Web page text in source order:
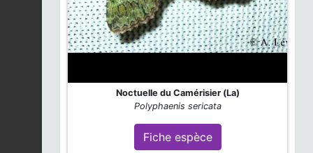
Noctuelle du Camérisier (La)
Polyphaenis sericata
Fiche espèce